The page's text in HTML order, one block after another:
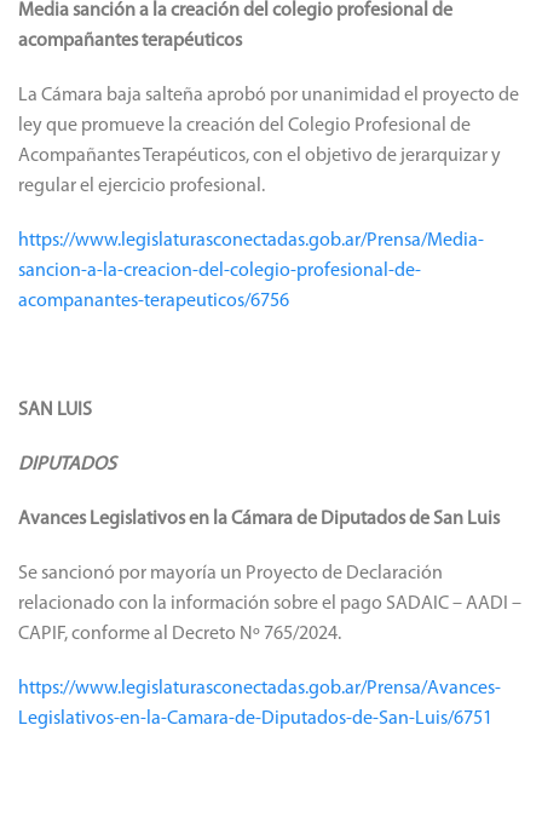
Media sanción a la creación del colegio profesional de
acompañantes terapéuticos
La Cámara baja salteña aprobó por unanimidad el proyecto de
ley que promueve la creación del Colegio Profesional de
Acompañantes Terapéuticos, con el objetivo de jerarquizar y
regular el ejercicio profesional.
https://www.legislaturasconectadas.gob.ar/Prensa/Media-
sancion-a-la-creacion-del-colegio-profesional-de-
acompanantes-terapeuticos/6756
SAN LUIS
DIPUTADOS
Avances Legislativos en la Cámara de Diputados de San Luis
Se sancionó por mayoría un Proyecto de Declaración
relacionado con la información sobre el pago SADAIC – AADI –
CAPIF, conforme al Decreto Nº 765/2024.
https://www.legislaturasconectadas.gob.ar/Prensa/Avances-
Legislativos-en-la-Camara-de-Diputados-de-San-Luis/6751